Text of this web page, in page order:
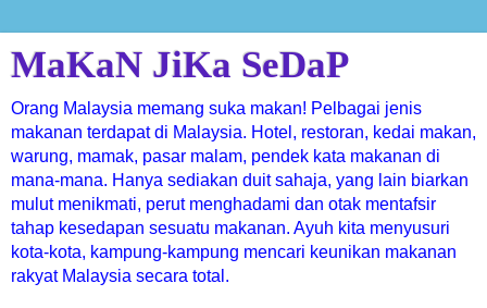
MaKaN JiKa SeDaP
Orang Malaysia memang suka makan! Pelbagai jenis
makanan terdapat di Malaysia. Hotel, restoran, kedai makan,
warung, mamak, pasar malam, pendek kata makanan di
mana-mana. Hanya sediakan duit sahaja, yang lain biarkan
mulut menikmati, perut menghadami dan otak mentafsir
tahap kesedapan sesuatu makanan. Ayuh kita menyusuri
kota-kota, kampung-kampung mencari keunikan makanan
rakyat Malaysia secara total.